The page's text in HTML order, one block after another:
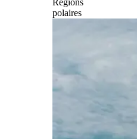
Régions
polaires